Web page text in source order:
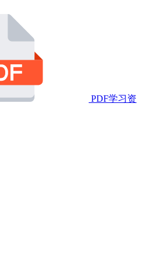
PDF学习资